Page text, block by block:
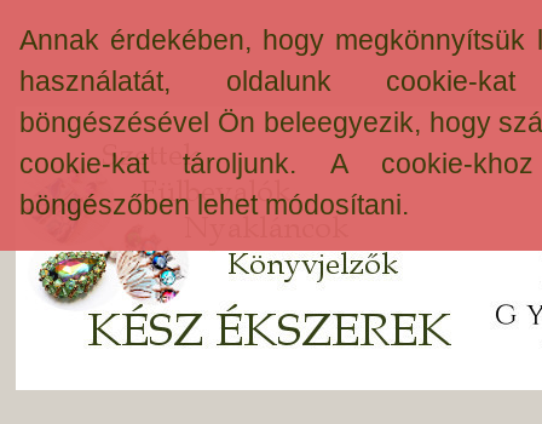
Annak érdekében, hogy megkönnyítsük
használatát, oldalunk cookie-
böngészésével Ön beleegyezik, hogy
cookie-kat tároljunk. A cookie-
böngészőben lehet módosítani.